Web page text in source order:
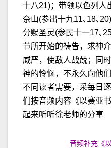
十八21)；带领以色列人
奈山(参出十九11､18､
分赐圣灵(参民十一17､
节所开始的祷告，求神
威严，使敌人战兢；同
神的怜悯，不永久向他
不同读者需要，采每日
们按音频内容《以赛亚
起来听听徐老师的分享
音频补充《